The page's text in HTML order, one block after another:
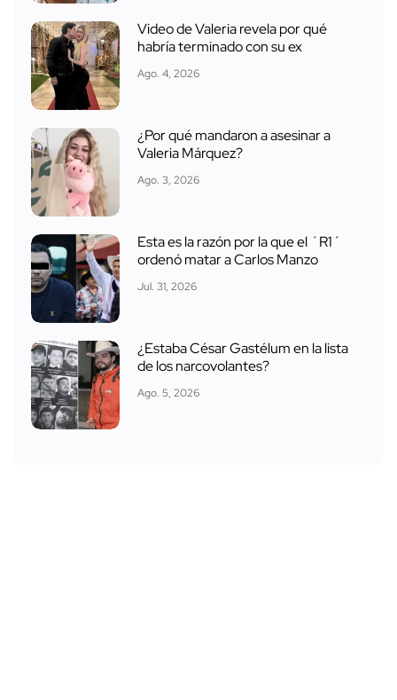
Video de Valeria revela por qué
habría terminado con su ex
Ago. 4, 2026
¿Por qué mandaron a asesinar a
Valeria Márquez?
Ago. 3, 2026
Esta es la razón por la que el ´R1´
ordenó matar a Carlos Manzo
Jul. 31, 2026
¿Estaba César Gastélum en la lista
de los narcovolantes?
Ago. 5, 2026